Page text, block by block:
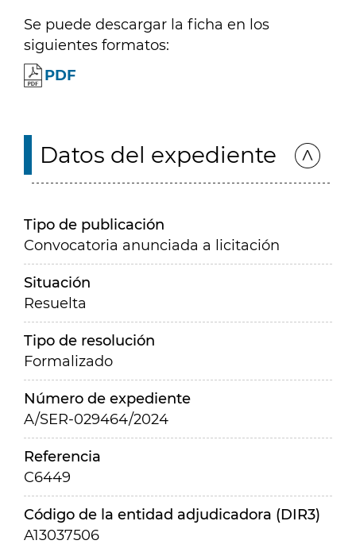
Se puede descargar la ficha en los
siguientes formatos:
PDF
Datos del expediente
Tipo de publicación
Convocatoria anunciada a licitación
Situación
Resuelta
Tipo de resolución
Formalizado
Número de expediente
A/SER-029464/2024
Referencia
C6449
Código de la entidad adjudicadora (DIR3)
A13037506